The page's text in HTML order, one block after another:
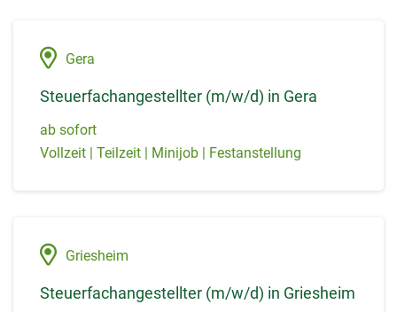
Gera
Steuerfachangestellter (m/w/d) in Gera
ab sofort
Vollzeit | Teilzeit | Minijob | Festanstellung
Griesheim
Steuerfachangestellter (m/w/d) in Griesheim